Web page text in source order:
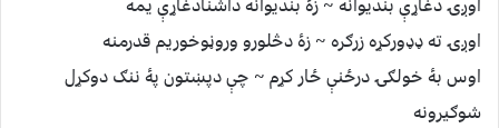
اوږۍ ته ډډورکړه زرګره ~ زۀ دڅلورو وروڼوخوريم قدرمنه
اوس بۀ خولګۍ درځنې ځار کړم ~ چې دپښتون پۀ ننګ دوکړل
شوګيرونه